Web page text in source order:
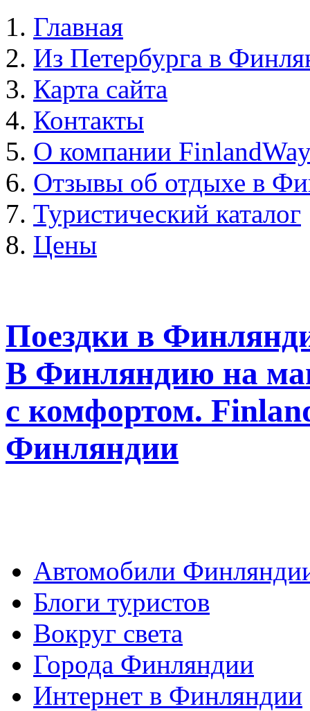
Главная
Из Петербурга в
Карта сайта
Контакты
О компании
Отзывы об отдыхе в
Туристический каталог
Цены
Поездки в
В Финляндию на
с комфортом.
Финляндии
Автомобили
Блоги туристов
Вокруг света
Города Финляндии
Интернет в Финляндии